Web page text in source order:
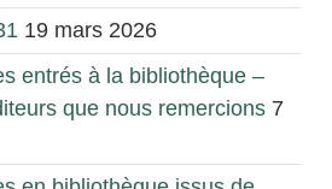
19 mars 2026
entrés à la bibliothèque –
que nous remercions 7